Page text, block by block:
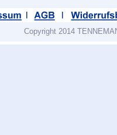
Copyright 2014